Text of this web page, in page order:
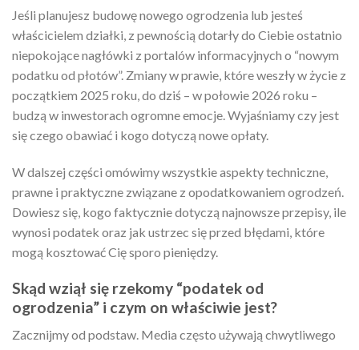
Jeśli planujesz budowę nowego ogrodzenia lub jesteś
właścicielem działki, z pewnością dotarły do Ciebie ostatnio
niepokojące nagłówki z portalów informacyjnych o “nowym
podatku od płotów”. Zmiany w prawie, które weszły w życie z
początkiem 2025 roku, do dziś – w połowie 2026 roku –
budzą w inwestorach ogromne emocje. Wyjaśniamy czy jest
się czego obawiać i kogo dotyczą nowe opłaty.
W dalszej części omówimy wszystkie aspekty techniczne,
prawne i praktyczne związane z opodatkowaniem ogrodzeń.
Dowiesz się, kogo faktycznie dotyczą najnowsze przepisy, ile
wynosi podatek oraz jak ustrzec się przed błędami, które
mogą kosztować Cię sporo pieniędzy.
Skąd wziął się rzekomy “podatek od
ogrodzenia” i czym on właściwie jest?
Zacznijmy od podstaw. Media często używają chwytliwego